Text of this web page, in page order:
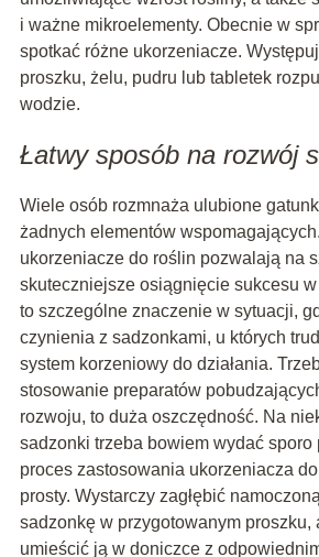
i ważne mikroelementy. Obecnie w
spotkać różne ukorzeniacze.
proszku, żelu, pudru lub tabletek
wodzie.
Łatwy sposób na rozwój
Wiele osób rozmnaża ulubione
żadnych elementów
ukorzeniacze do roślin pozwalają na
skuteczniejsze osiągnięcie sukcesu
to szczególne znaczenie w sytuacji,
czynienia z sadzonkami, u których
system korzeniowy do działania.
stosowanie preparatów
rozwoju, to duża oszczędność. Na
sadzonki trzeba bowiem wydać sporo
proces zastosowania ukorzeniacza
prosty. Wystarczy zagłębić
sadzonkę w przygotowanym proszku,
umieścić ją w doniczce z